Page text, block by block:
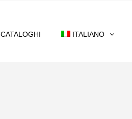
CATALOGHI ITALIANO